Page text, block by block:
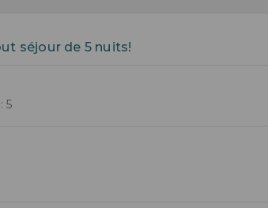
séjour de 5 nuits!
5